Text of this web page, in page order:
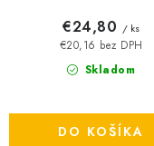
Skladom
€20,16 bez DPH
€24,80 / ks
DO KOŠÍKA